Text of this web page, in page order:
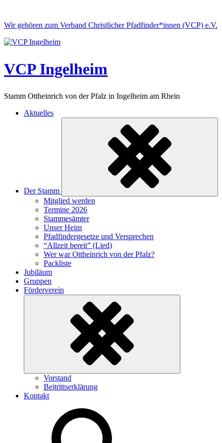
content
Wir gehören zum Verband Christlicher Pfadfinder*innen (VCP) e.V.
VCP Ingelheim
Stamm Ottheinrich von der Pfalz in Ingelheim am Rhein
Aktuelles
Der Stamm
Untermenü
Mitglied werden
Termine 2026
Stammesämter
Unser Heim
Pfadfindergesetze und Versprechen
“Allzeit bereit” (Lied)
Wer war Ottheinrich von der Pfalz?
Packliste
Jubiläum
Gruppen
Förderverein
Untermenü
Vorstand
Beitrittserklärung
Kontakt